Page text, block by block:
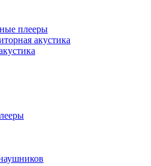
плееры
акустика